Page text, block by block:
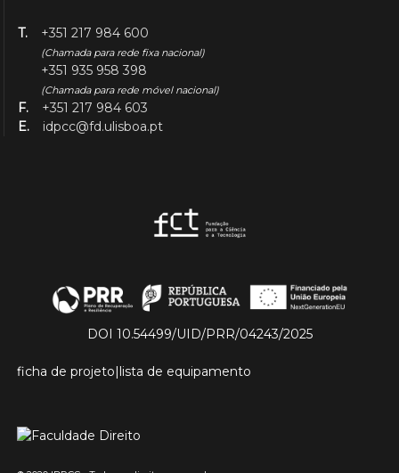
T. +351 217 984 600
(Chamada para rede fixa nacional)
+351 935 958 398
(Chamada para rede móvel nacional)
F.
+351 217 984 603
E.
idpcc@fd.ulisboa.pt
DOI 10.54499/UID/PRR/04243/2025
ficha de projeto|lista de equipamento